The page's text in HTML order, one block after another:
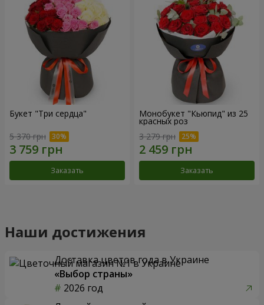
Букет "Три сердца"
5 370 грн
Заказать
Монобукет "Кьюпид" из 25
красных роз
3 279 грн
Заказать
Наши достижения
Доставка цветов года в Украине
«Выбор страны»
2026 год